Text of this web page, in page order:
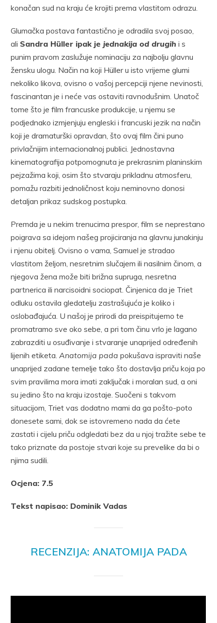
konačan sud na kraju će krojiti prema vlastitom odrazu.
Glumačka postava fantastično je odradila svoj posao,
ali Sandra Hüller ipak jejednakija od drugih i s
punim pravom zaslužuje nominaciju za najbolju glavnu
žensku ulogu. Način na koji Hüller u isto vrijeme glumi
nekoliko likova, ovisno o vašoj percepciji njene nevinosti,
fascinantan je i neće vas ostaviti ravnodušnim. Unatoč
tome što je film francuske produkcije, u njemu se
podjednako izmjenjuju engleski i francuski jezik na način
koji je dramaturški opravdan, što ovaj film čini puno
privlačnijim internacionalnoj publici. Jednostavna
kinematografija potpomognuta je prekrasnim planinskim
pejzažima koji, osim što stvaraju prikladnu atmosferu,
pomažu razbiti jednoličnost koju neminovno donosi
detaljan prikaz sudskog postupka.
Premda je u nekim trenucima prespor, film se neprestano
poigrava sa idejom našeg projiciranja na glavnu junakinju
i njenu obitelj. Ovisno o vama, Samuel je stradao
vlastitom željom, nesretnim slučajem ili nasilnim činom, a
njegova žena može biti brižna supruga, nesretna
partnerica ili narcisoidni sociopat. Činjenica da je Triet
odluku ostavila gledatelju zastrašujuća je koliko i
oslobađajuća. U našoj je prirodi da preispitujemo te
promatramo sve oko sebe, a pri tom činu vrlo je lagano
zabrazditi u osuđivanje i stvaranje unaprijed određenih
lijenih etiketa.Anatomija padapokušava ispraviti naše
unaprijed zadane temelje tako što dostavlja priču koja po
svim pravilima mora imati zaključak i moralan sud, a oni
su jedino što na kraju izostaje. Suočeni s takvom
situacijom, Triet vas dodatno mami da ga pošto-poto
donesete sami, dok se istovremeno nada da ćete
zastati i cijelu priču odgledati bez da u njoj tražite sebe te
tako priznate da postoje stvari koje su prevelike da bi o
njima sudili.
Ocjena: 7.5
Tekst napisao: Dominik Vadas
RECENZIJA: ANATOMIJA PADA